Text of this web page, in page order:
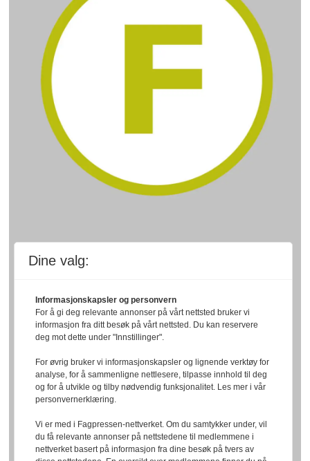
Dine valg:
Informasjonskapsler og personvern
For å gi deg relevante annonser på vårt nettsted bruker vi
informasjon fra ditt besøk på vårt nettsted. Du kan reservere
deg mot dette under "Innstillinger".
For øvrig bruker vi informasjonskapsler og lignende verktøy for
analyse, for å sammenligne nettlesere, tilpasse innhold til deg
og for å utvikle og tilby nødvendig funksjonalitet. Les mer i vår
personvernerklæring.
Vi er med i Fagpressen-nettverket. Om du samtykker under, vil
du få relevante annonser på nettstedene til medlemmene i
nettverket basert på informasjon fra dine besøk på tvers av